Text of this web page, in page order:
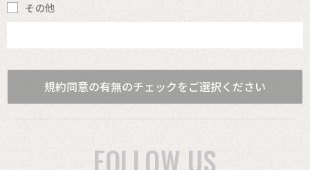
その他
規約同意の有無のチェックをご選択ください
FOLLOW US